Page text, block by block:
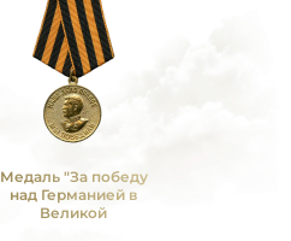
Медаль "За победу
над Германией в
Великой